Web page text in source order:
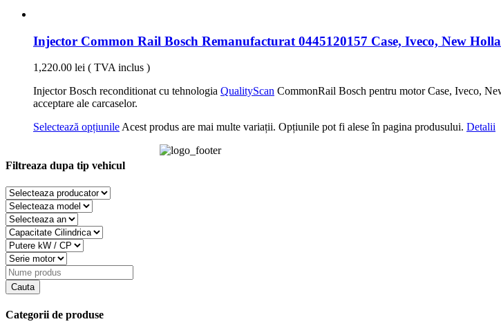
Injector Common Rail Bosch Remanufacturat 0445120157 Case, Iveco, New
1,220.00 lei ( TVA inclus )
Injector Bosch reconditionat cu tehnologia QualityScan CommonRail Bosch pentru motor Case, Iveco,
acceptare ale carcaselor.
Selectează opțiunileAcest produs are mai multe variații. Opțiunile pot fi alese în pagina produsului. Detalii
Filtreaza dupa tip vehicul
Categorii de produse